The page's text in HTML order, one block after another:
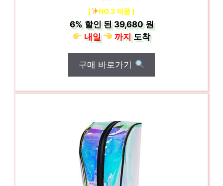
[ NO.3 제품 ]
6%할인 된39,680 원
내일
까지도착
구매 바로가기